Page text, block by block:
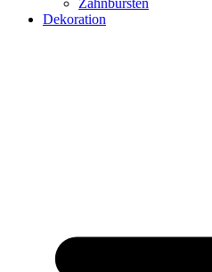
Zahnbürsten
Dekoration